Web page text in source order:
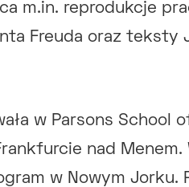
m.in. reprodukcje
Freuda oraz teksty
w Parsons School
nad Menem.
w Nowym Jorku.